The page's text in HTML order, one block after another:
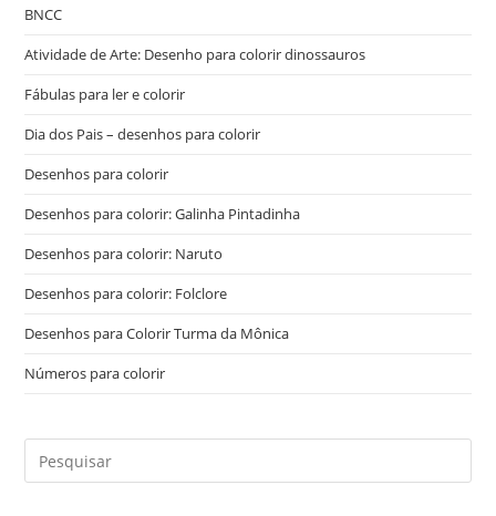
BNCC
Atividade de Arte: Desenho para colorir dinossauros
Fábulas para ler e colorir
Dia dos Pais – desenhos para colorir
Desenhos para colorir
Desenhos para colorir: Galinha Pintadinha
Desenhos para colorir: Naruto
Desenhos para colorir: Folclore
Desenhos para Colorir Turma da Mônica
Números para colorir